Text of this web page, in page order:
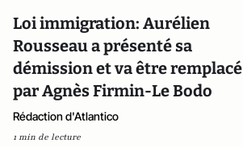
Loi immigration: Aurélien
Rousseau a présenté sa
démission et va être remplacé
par Agnès Firmin-Le Bodo
Rédaction d'Atlantico
1 min de lecture